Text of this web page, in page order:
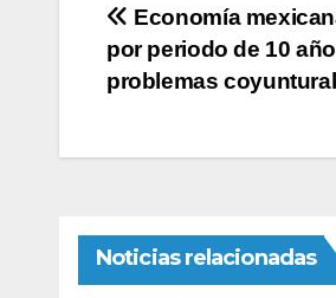
Navegación
de
Economía
por periodo de 10
problemas
Noticias relacionadas